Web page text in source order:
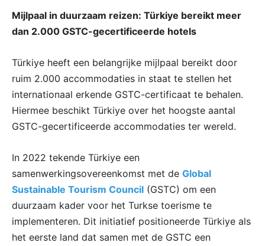
Mijlpaal in duurzaam reizen: Türkiye bereikt meer
dan 2.000 GSTC-gecertificeerde hotels
Türkiye heeft een belangrijke mijlpaal bereikt door
ruim 2.000 accommodaties in staat te stellen het
internationaal erkende GSTC-certificaat te behalen.
Hiermee beschikt Türkiye over het hoogste aantal
GSTC-gecertificeerde accommodaties ter wereld.
In 2022 tekende Türkiye een
samenwerkingsovereenkomst met de Global
Sustainable Tourism Council (GSTC) om een
duurzaam kader voor het Turkse toerisme te
implementeren. Dit initiatief positioneerde Türkiye als
het eerste land dat samen met de GSTC een